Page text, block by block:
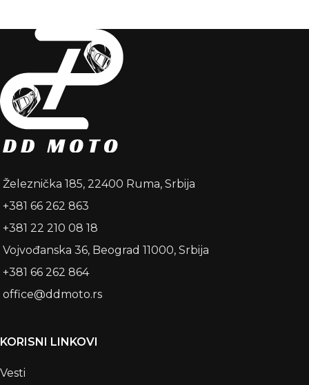
Železnička 185, 22400 Ruma, Srbija
+381 66 262 863
+381 22 210 08 18
Vojvođanska 36, Beograd 11000, Srbija
+381 66 262 864
office@ddmoto.rs
KORISNI LINKOVI
Vesti